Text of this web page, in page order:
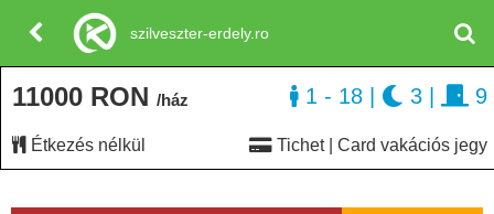
11000 RON /ház
Étkezés nélkül Tichet | Card vakációs jegy
1 - 18 3 9
szilveszter-erdely.ro